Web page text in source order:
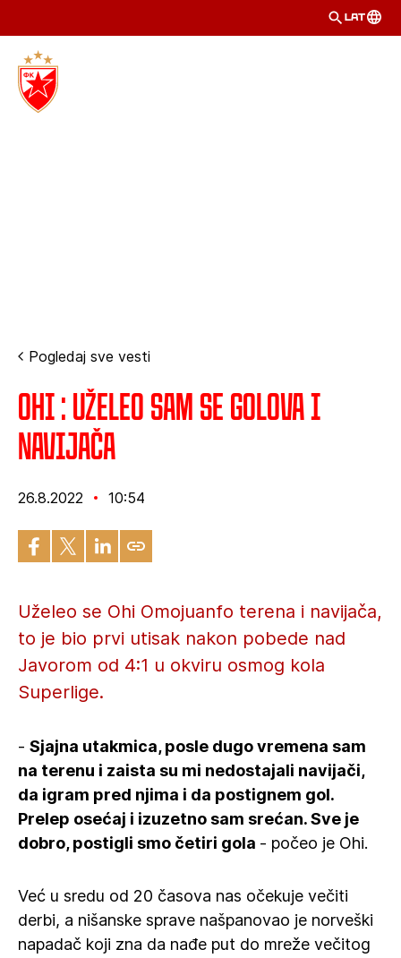
LAT
Pogledaj sve vesti
Ohi : Uželeo sam se golova i
navijača
26.8.2022 10:54
Uželeo se Ohi Omojuanfo terena i navijača,
to je bio prvi utisak nakon pobede nad
Javorom od 4:1 u okviru osmog kola
Superlige.
- Sjajna utakmica, posle dugo vremena sam
na terenu i zaista su mi nedostajali navijači,
da igram pred njima i da postignem gol.
Prelep osećaj i izuzetno sam srećan. Sve je
dobro, postigli smo četiri gola - počeo je Ohi.
Već u sredu od 20 časova nas očekuje večiti
derbi, a nišanske sprave našpanovao je norveški
napadač koji zna da nađe put do mreže večitog